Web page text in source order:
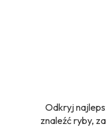
Odkryj
znaleźć ryby,